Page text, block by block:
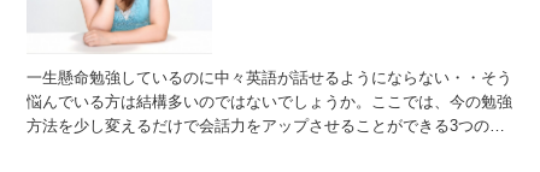
一生懸命勉強しているのに中々英語が話せるようにならない・・そう
悩んでいる方は結構多いのではないでしょうか。ここでは、今の勉強
方法を少し変えるだけで会話力をアップさせることができる3つのヒ